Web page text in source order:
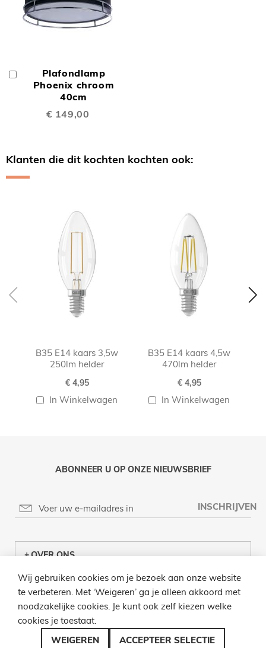
Plafondlamp
Phoenix chroom
40cm
€ 149,00
Winkelwagen
Klanten die dit kochten kochten ook:
B35 E14 kaars 3,5w
250lm helder
€ 4,95
In Winkelwagen
B35 E14 kaars 4,5w
470lm helder
€ 4,95
In Winkelwagen
ABONNEER U OP ONZE NIEUWSBRIEF
INSCHRIJVEN
OVER ONS
KLANTENCENTRUM
INFO
BEL ONS
Wij gebruiken cookies om je bezoek aan onze website
te verbeteren. Met ‘Weigeren’ ga je alleen akkoord met
noodzakelijke cookies. Je kunt ook zelf kiezen welke
cookies je toestaat.
WEIGEREN
ACCEPTEER SELECTIE